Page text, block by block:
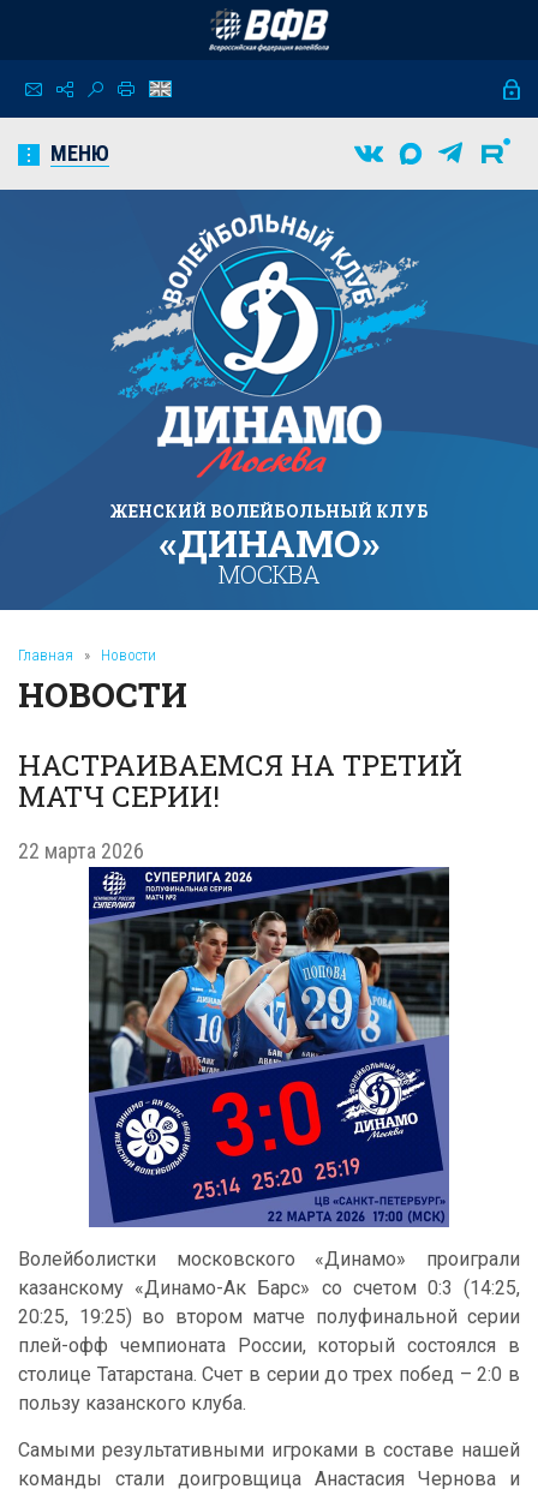
МЕНЮ
ЖЕНСКИЙ ВОЛЕЙБОЛЬНЫЙ КЛУБ
«ДИНАМО»
МОСКВА
Главная » Новости
НОВОСТИ
НАСТРАИВАЕМСЯ НА ТРЕТИЙ
МАТЧ СЕРИИ!
22 марта 2026
Волейболистки московского «Динамо» проиграли
казанскому «Динамо-Ак Барс» со счетом 0:3 (14:25,
20:25, 19:25) во втором матче полуфинальной серии
плей-офф чемпионата России, который состоялся в
столице Татарстана. Счет в серии до трех побед – 2:0 в
пользу казанского клуба.
Самыми результативными игроками в составе нашей
команды стали доигровщица Анастасия Чернова и